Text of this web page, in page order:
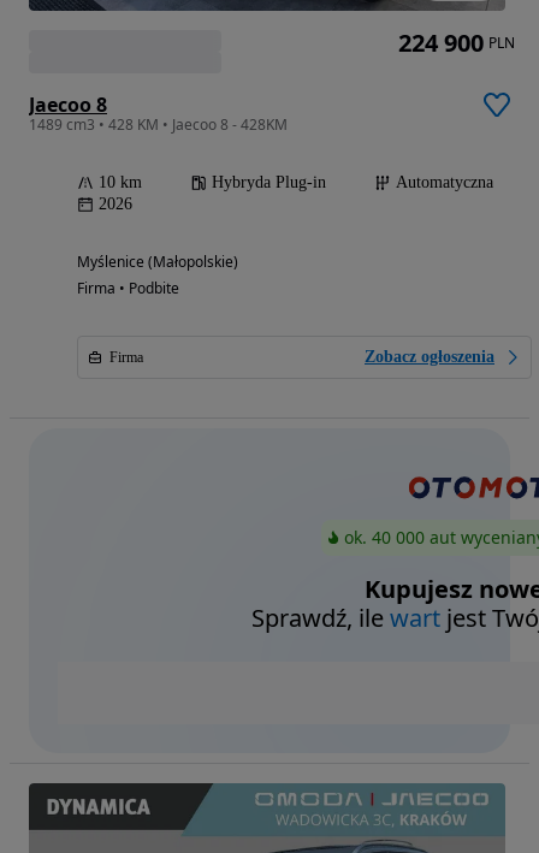
Jaecoo 8
1489 cm3 • 428 KM • Jaecoo 8 - 428KM
10 km Hybryda Plug-in
Automatyczna
2026
Myślenice (Małopolskie)
Firma • Podbite
Firma Zobacz ogłoszenia
224 900 PLN
ok. 40 000 aut
Kupujesz
Sprawdź, ilewart jest